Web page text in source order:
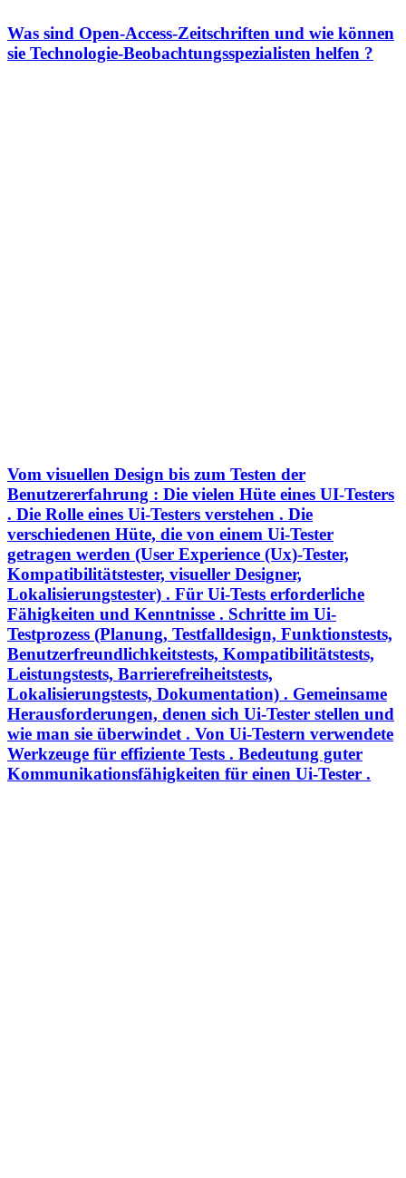
Was sind Open-Access-Zeitschriften und wie können
sie Technologie-Beobachtungsspezialisten helfen ?
Vom visuellen Design bis zum Testen der
Benutzererfahrung : Die vielen Hüte eines UI-Testers
. Die Rolle eines Ui-Testers verstehen . Die
verschiedenen Hüte, die von einem Ui-Tester
getragen werden (User Experience (Ux)-Tester,
Kompatibilitätstester, visueller Designer,
Lokalisierungstester) . Für Ui-Tests erforderliche
Fähigkeiten und Kenntnisse . Schritte im Ui-
Testprozess (Planung, Testfalldesign, Funktionstests,
Benutzerfreundlichkeitstests, Kompatibilitätstests,
Leistungstests, Barrierefreiheitstests,
Lokalisierungstests, Dokumentation) . Gemeinsame
Herausforderungen, denen sich Ui-Tester stellen und
wie man sie überwindet . Von Ui-Testern verwendete
Werkzeuge für effiziente Tests . Bedeutung guter
Kommunikationsfähigkeiten für einen Ui-Tester .